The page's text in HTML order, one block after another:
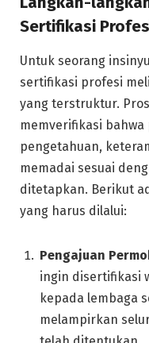
Sertifikasi
Untuk seorang
sertifikasi profesi
yang terstruktur.
memverifikasi
pengetahuan,
memadai sesuai
ditetapkan. Berikut
yang harus dilalui:
Pengajuan
ingin disertifikasi
kepada lembaga
melampirkan